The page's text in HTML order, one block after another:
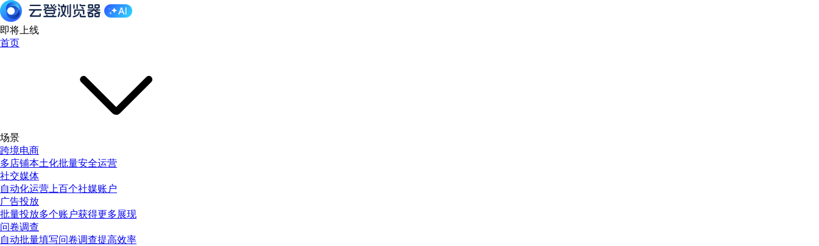
即将上线
首页
场景
跨境电商
多店铺本土化批量安全运营
社交媒体
自动化运营上百个社媒账户
广告投放
批量投放多个账户获得更多展现
问卷调查
自动批量填写问卷调查提高效率